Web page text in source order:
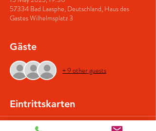
57334 Bad Laasphe, Deutschland, Haus des
Gastes Wilhelmsplatz 3
Gäste
+ 9 other guests
Eintrittskarten